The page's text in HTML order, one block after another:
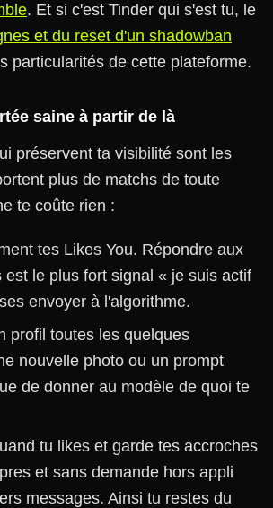
. Et si c'est Tinder qui s'est tu, le
et du reset d'un shadowban
particularités de cette plateforme.
saine à partir de là
préservent ta visibilité sont les
plus de matchs de toute
te coûte rien :
tes Likes You. Répondre aux
est le plus fort signal « je suis actif
envoyer à l'algorithme.
profil toutes les quelques
nouvelle photo ou un prompt
de donner au modèle de quoi te
tu likes et garde tes accroches
et sans demande hors appli
messages. Ainsi tu restes du